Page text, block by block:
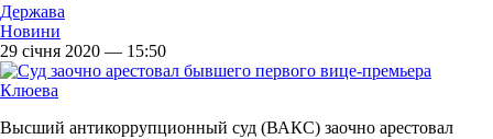
Держава
Новини
29 січня 2020 — 15:50
Высший антикоррупционный суд (ВАКС) заочно арестовал